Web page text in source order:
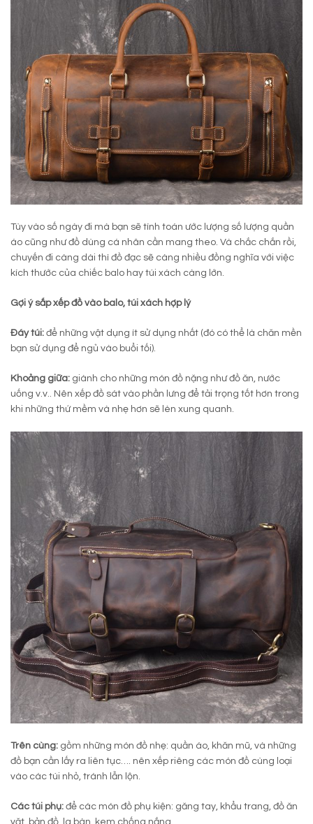
Tùy vào số ngày đi mà bạn sẽ tính toán ước lượng số lượng quần
áo cũng như đồ dùng cá nhân cần mang theo. Và chắc chắn rồi,
chuyến đi càng dài thì đồ đạc sẽ càng nhiều đồng nghĩa với việc
kích thước của chiếc balo hay túi xách càng lớn.
Gợi ý sắp xếp đồ vào balo, túi xách hợp lý
Đáy túi: để những vật dụng ít sử dụng nhất (đó có thể là chăn mền
bạn sử dụng để ngủ vào buổi tối).
Khoảng giữa: giành cho những món đồ nặng như đồ ăn, nước
uống v.v.. Nên xếp đồ sát vào phần lưng để tải trọng tốt hơn trong
khi những thứ mềm và nhẹ hơn sẽ lèn xung quanh.
Trên cùng: gồm những món đồ nhẹ: quần áo, khăn mũ, và những
đồ bạn cần lấy ra liên tục…. nên xếp riêng các món đồ cùng loại
vào các túi nhỏ, tránh lẫn lộn.
Các túi phụ: để các món đồ phụ kiện: găng tay, khẩu trang, đồ ăn
vặt, bản đồ, la bàn, kem chống nắng…